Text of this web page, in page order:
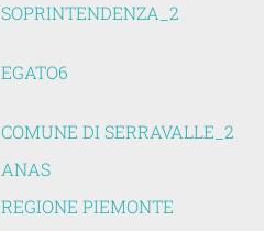
SOPRINTENDENZA_2
EGATO6
COMUNE DI SERRAVALLE_2
ANAS
REGIONE PIEMONTE